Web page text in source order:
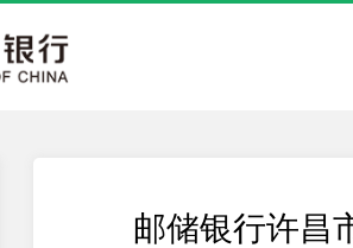
邮储银行许昌